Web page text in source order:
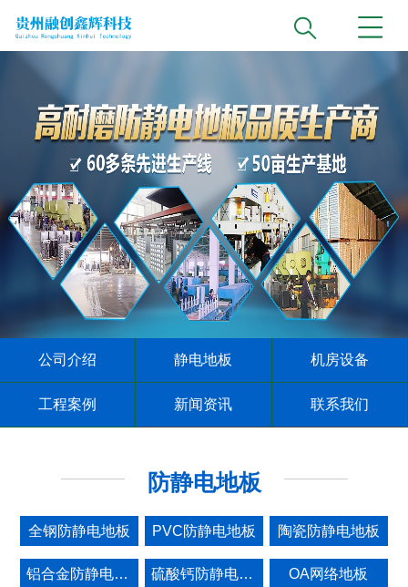
公司介绍 静电地板 机房设备
工程案例 新闻资讯 联系我们
防静电地板
全钢防静电地板 PVC防静电地板 陶瓷防静电地板
铝合金防静电地板 硫酸钙防静电地板 OA网络地板